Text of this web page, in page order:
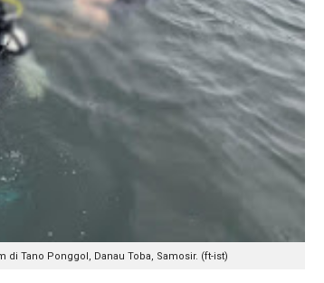
Tano Ponggol, Danau Toba, Samosir. (ft-ist)